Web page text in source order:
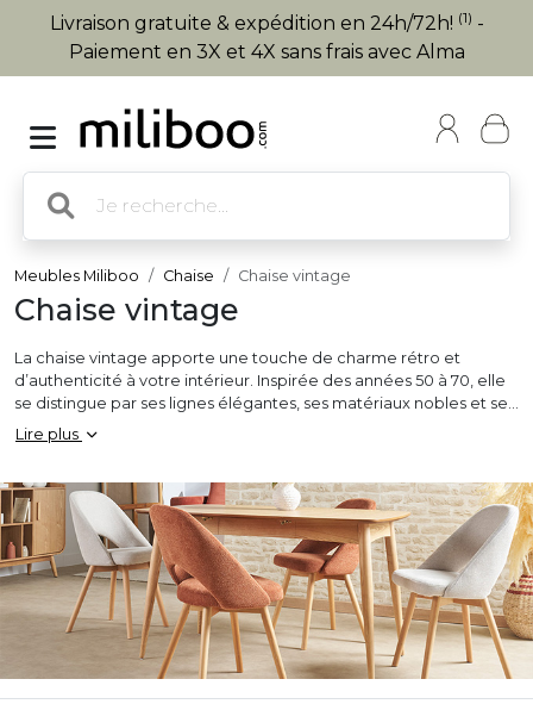
Livraison gratuite & expédition en 24h/72h! (1) -
Paiement en 3X et 4X sans frais avec Alma
Meubles Miliboo Chaise Chaise vintage
Chaise vintage
La chaise vintage apporte une touche de charme rétro et
d’authenticité à votre intérieur. Inspirée des années 50 à 70, elle
se distingue par ses lignes élégantes, ses matériaux nobles et ses
finitions soignées. Bois courbé, métal tubulaire, polyuréthane ou
velours, chaque modèle apporte son histoire, son style et donne
une salle à manger, un bureau ou un salon, que votre déco soit
industrielle, bohème, scandinave ou éclectique. Avec ou sans
accoudoirs, dossier arrondi ou pieds compas, cettechaiseest
aussi confortable qu’esthétique. Parfaite pour créer une
ambiance chaleureuse et pleine de personnalité, la chaise
vintage est bien plus qu’un simple siège : c’est un véritable clin
d’œil au design d’hier, remis au goût du jour.
Lire plus